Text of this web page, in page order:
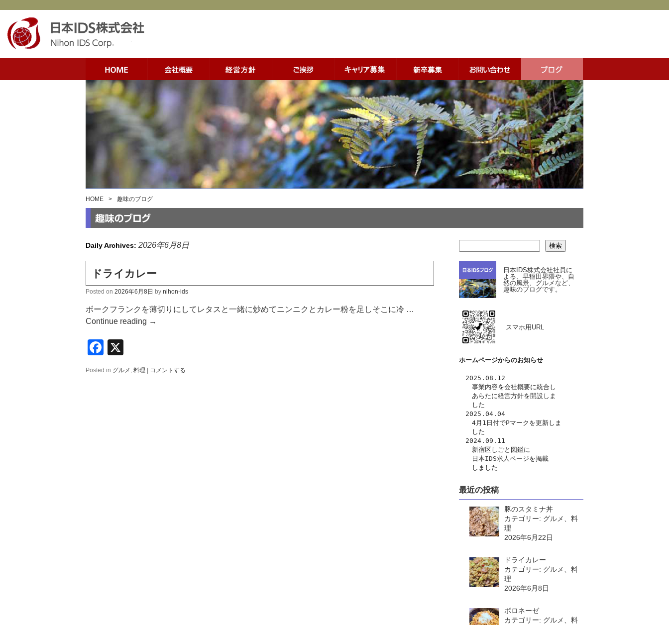
HOME > 趣味のブログ
Daily Archives: 2026年6月8日
ドライカレー
Posted on 2026年6月8日 by nihon-ids
ボークフランクを薄切りにしてレタスと一緒に炒めてニンニクとカレー粉を足しそこに冷 …
Continue reading →
Facebook
Posted in グルメ , 料理 コメントする
検索
日本IDS株式会社社員に
よる、早稲田界隈や、自
然の風景、グルメなど、
趣味のブログです。
スマホ用URL
ホームページからのお知らせ
2025.08.12
事業内容を会社概要に統合し
あらたに経営方針を開設しま
した
2025.04.04
4月1日付でPマークを更新しま
した
2024.09.11
新宿区しごと図鑑に
日本IDS求人ページを掲載
しました
最近の投稿
豚のスタミナ丼
カテゴリー: グルメ、料
理
2026年6月22日
ドライカレー
カテゴリー: グルメ、料
理
2026年6月8日
ボロネーゼ
カテゴリー: グルメ、料